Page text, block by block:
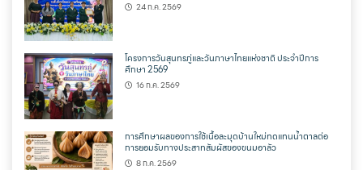
24 ก.ค. 2569
โครงการวันสุนทรภู่และวันภาษาไทยแห่งชาติ ประจำปีการ
ศึกษา 2569
16 ก.ค. 2569
การศึกษาผลของการใช้เนื้อละมุดบ้านใหม่ทดแทนน้ำตาลต่อ
การยอมรับทางประสาทสัมผัสของขนมอาลัว
8 ก.ค. 2569